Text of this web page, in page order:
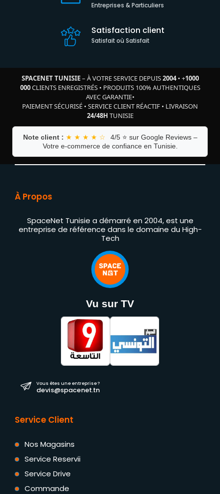
Entreprises & Particuliers
Satisfaction client
Satisfait où Satisfait
SPACENET TUNISIE– À VOTRE SERVICE DEPUIS2004• +1000
000CLIENTS ENREGISTRÉS• PRODUITS 100% AUTHENTIQUES
AVEC GARANTIE•
PAIEMENT SÉCURISÉ • SERVICE CLIENT RÉACTIF • LIVRAISON
24/48H TUNISIE
Note client : ★ ★ ★ ★ ☆
4/5 ⭐ sur Google Reviews –
Votre e-commerce de confiance en Tunisie.
À Propos
SpaceNet Tunisie a démarré en 2004, est une
entreprise de référence dans le domaine du High-
Tech
Vu sur TV
Vous êtes une entreprise ?
devis@spacenet.tn
Service Client
Nos Magasins
Service Reservii
Service Drive
Commande